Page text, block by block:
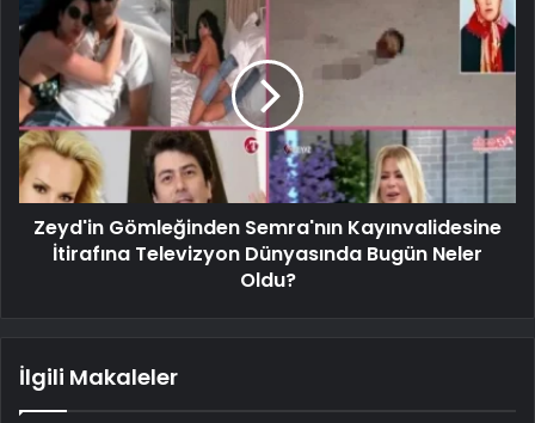
Zeyd'in Gömleğinden Semra'nın Kayınvalidesine
İtirafına Televizyon Dünyasında Bugün Neler
Oldu?
İlgili Makaleler